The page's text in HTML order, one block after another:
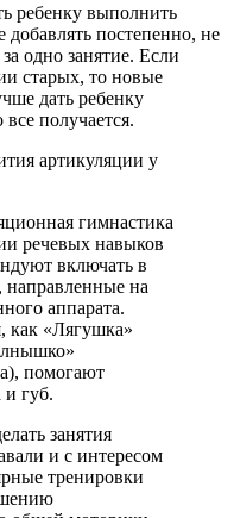
ребенку выполнить
постепенно, не
одно занятие. Если
старых, то новые
дать ребенку
все получается.
гимнастика
речевых навыков
включать в
направленные на
аппарата.
как «Лягушка»
помогают
и губ.
занятия
и с интересом
тренировки